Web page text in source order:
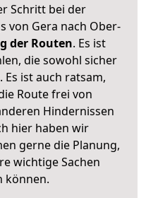
Schritt bei der
von Gera nach Ober-
der Routen. Es ist
die sowohl sicher
ist auch ratsam,
Route frei von
Hindernissen
hier haben wir
gerne die Planung,
wichtige Sachen
können.